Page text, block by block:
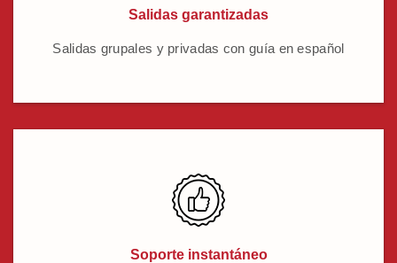
Salidas garantizadas
Salidas grupales y privadas con guía en español
Soporte instantáneo